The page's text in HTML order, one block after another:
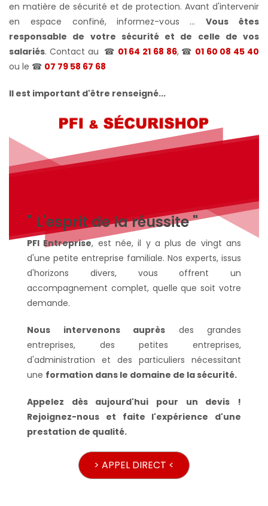
en matière de sécurité et de protection. Avant d'intervenir
en espace confiné, informez-vous ...Vous êtes
responsable de votre sécurité et de celle de vos
salariés. Contact au ☎ 01 64 21 68 86, ☎ 01 60 08 45 40
ou le ☎ 07 79 58 67 68
Il est important d'être renseigné...
" L'esprit de la réussite "
PFI Entreprise, est née, il y a plus de vingt ans
d'une petite entreprise familiale. Nos experts, issus
d'horizons divers, vous offrent un
accompagnement complet, quelle que soit votre
demande.
Nous intervenons auprès des grandes
entreprises, des petites entreprises,
d'administration et des particuliers nécessitant
une formation dans le domaine de la sécurité.
Appelez dès aujourd'hui pour un devis !
Rejoignez-nous et faite l'expérience d'une
prestation de qualité.
> APPEL DIRECT <